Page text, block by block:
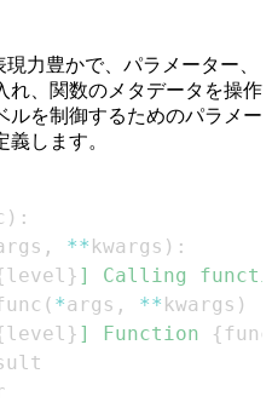
力豊かで、パラメーター、
れ、関数のメタデータを操作
ルを制御するためのパラメー
します。
) :
, ** kwargs ) :
level } ] Calling
( *args , ** kwargs )
level } ] Function {func